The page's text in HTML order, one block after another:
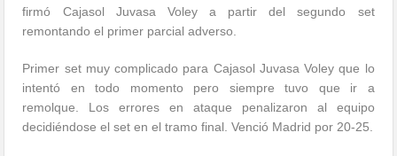
firmó Cajasol Juvasa Voley a partir del segundo set
remontando el primer parcial adverso.
Primer set muy complicado para Cajasol Juvasa Voley que lo
intentó en todo momento pero siempre tuvo que ir a
remolque. Los errores en ataque penalizaron al equipo
decidiéndose el set en el tramo final. Venció Madrid por 20-25.